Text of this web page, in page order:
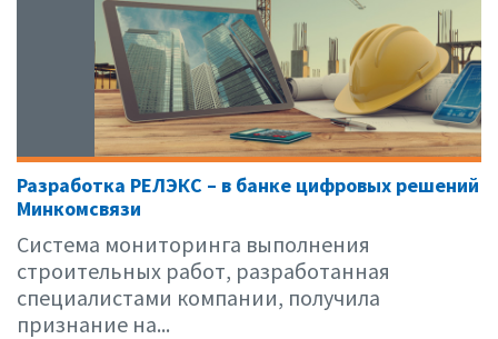
Разработка РЕЛЭКС – в банке цифровых решений
Минкомсвязи
Система мониторинга выполнения
строительных работ, разработанная
специалистами компании, получила
признание на...